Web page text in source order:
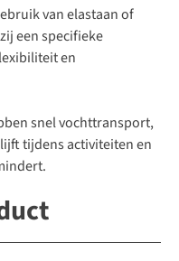
van elastaan of
een specifieke
en
snel vochttransport,
tijdens activiteiten en